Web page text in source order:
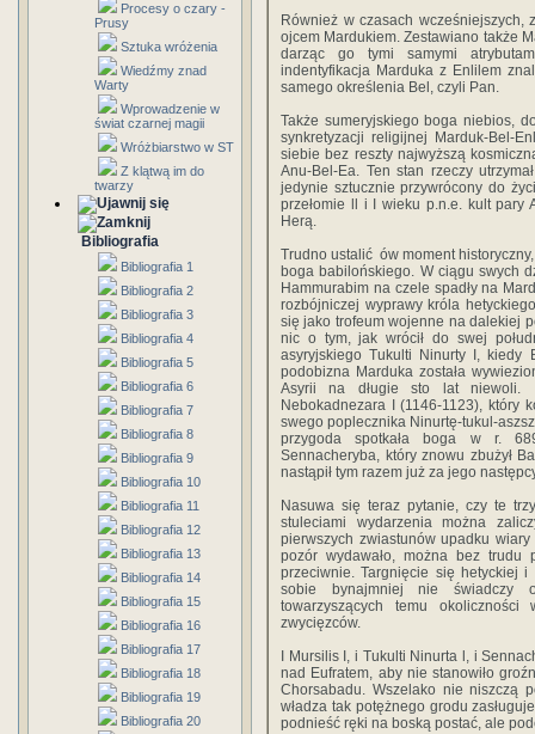
Procesy o czary -
Prusy
Sztuka wróżenia
Wiedźmy znad
Warty
Wprowadzenie w
świat czarnej magii
Wróżbiarstwo w ST
Z klątwą im do
twarzy
Bibliografia
Bibliografia 1
Bibliografia 2
Bibliografia 3
Bibliografia 4
Bibliografia 5
Bibliografia 6
Bibliografia 7
Bibliografia 8
Bibliografia 9
Bibliografia 10
Bibliografia 11
Bibliografia 12
Bibliografia 13
Bibliografia 14
Bibliografia 15
Bibliografia 16
Bibliografia 17
Bibliografia 18
Bibliografia 19
Bibliografia 20
Również w czasach
ojcem Mardukiem. Zestawiano także
darząc go tymi samymi
indentyfikacja Marduka z Enlilem
samego określenia Bel, czyli Pan.
Także sumeryjskiego boga niebios,
synkretyzacji religijnej Marduk-Bel-
siebie bez reszty najwyższą
Anu-Bel-Ea. Ten stan rzeczy
jedynie sztucznie przywrócony do
przełomie ll i I wieku p.n.e. kult
Herą.
Trudno ustalić ów moment
boga babilońskiego. W ciągu swych
Hammurabim na czele spadły na
rozbójniczej wyprawy króla
się jako trofeum wojenne na dalekiej
nic o tym, jak wrócił do swej
asyryjskiego Tukulti Ninurty I, kiedy
podobizna Marduka została
Asyrii na długie sto lat niewoli. I
Nebokadnezara I (1146-1123), który
swego poplecznika Ninurtę-tukul-
przygoda spotkała boga w r.
Sennacheryba, który znowu zbużył
nastąpił tym razem już za jego
Nasuwa się teraz pytanie, czy te
stuleciami wydarzenia można
pierwszych zwiastunów upadku
pozór wydawało, można bez trudu
przeciwnie. Targnięcie się hetyckiej
sobie bynajmniej nie świadczy
towarzyszących temu
zwycięzców.
I Mursilis I, i Tukulti Ninurta l, i
nad Eufratem, aby nie stanowiło
Chorsabadu. Wszelako nie niszczą
władza tak potężnego grodu
podnieść ręki na boską postać, ale